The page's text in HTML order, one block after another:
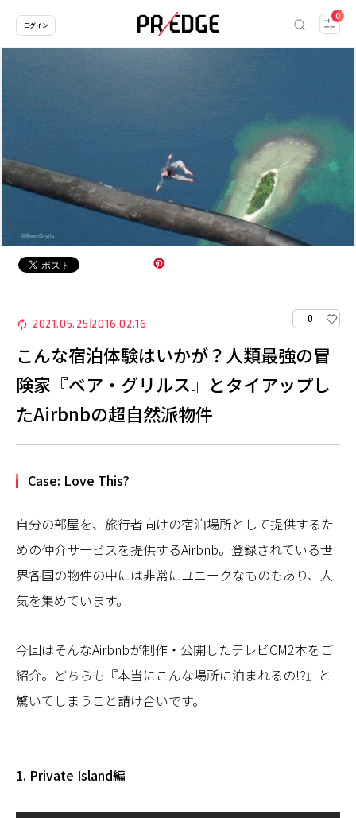
0
ログイン
2021.05.25 2016.02.16 0
こんな宿泊体験はいかが？人類最強の冒
険家『ベア・グリルス』とタイアップし
たAirbnbの超自然派物件
Case: Love This?
自分の部屋を、旅行者向けの宿泊場所として提供するた
めの仲介サービスを提供するAirbnb。登録されている世
界各国の物件の中には非常にユニークなものもあり、人
気を集めています。
今回はそんなAirbnbが制作・公開したテレビCM2本をご
紹介。どちらも『本当にこんな場所に泊まれるの!?』と
驚いてしまうこと請け合いです。
1. Private Island編